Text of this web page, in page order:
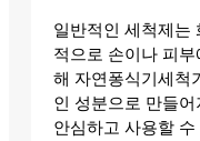
일반적인 세척제는
적으로 손이나 피
해 자연퐁식기세척
인 성분으로 만들
안심하고 사용할 수